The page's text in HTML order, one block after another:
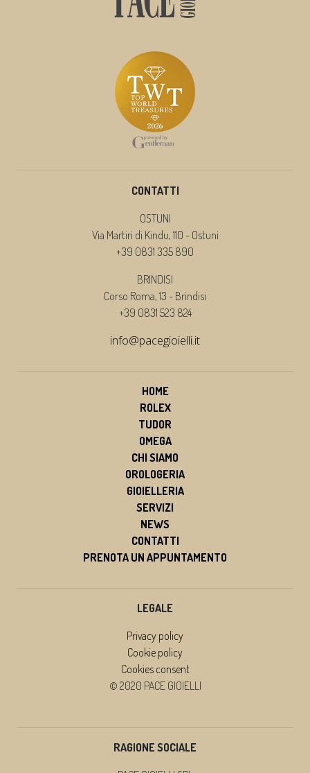
CONTATTI
OSTUNI
Via Martiri di Kindu, 110 - Ostuni
+39 0831 335 890
BRINDISI
Corso Roma, 13 - Brindisi
+39 0831 523 824
info@pacegioielli.it
HOME
ROLEX
TUDOR
OMEGA
CHI SIAMO
OROLOGERIA
GIOIELLERIA
SERVIZI
NEWS
CONTATTI
PRENOTA UN APPUNTAMENTO
LEGALE
Privacy policy
Cookie policy
Cookies consent
© 2020 PACE GIOIELLI
RAGIONE SOCIALE